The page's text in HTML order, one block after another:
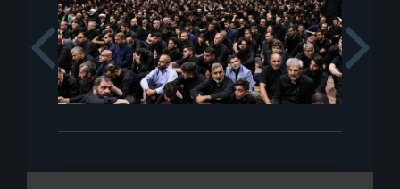
Previous